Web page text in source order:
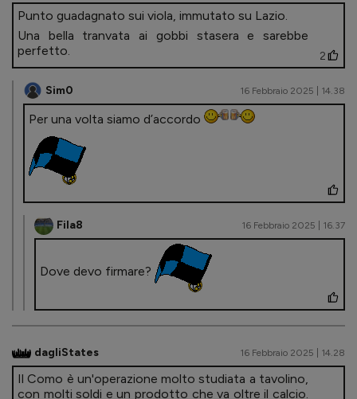
Punto guadagnato sui viola, immutato su Lazio.
Una bella tranvata ai gobbi stasera e sarebbe
perfetto.
2
Sim0 16 Febbraio 2025 | 14.38
Per una volta siamo d’accordo
Fila8 16 Febbraio 2025 | 16.37
Dove devo firmare?
dagliStates 16 Febbraio 2025 | 14.28
Il Como è un'operazione molto studiata a tavolino,
con molti soldi e un prodotto che va oltre il calcio.